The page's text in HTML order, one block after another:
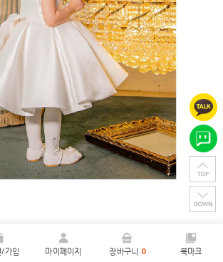
/가입 마이페이지 장바구니 0 북마크